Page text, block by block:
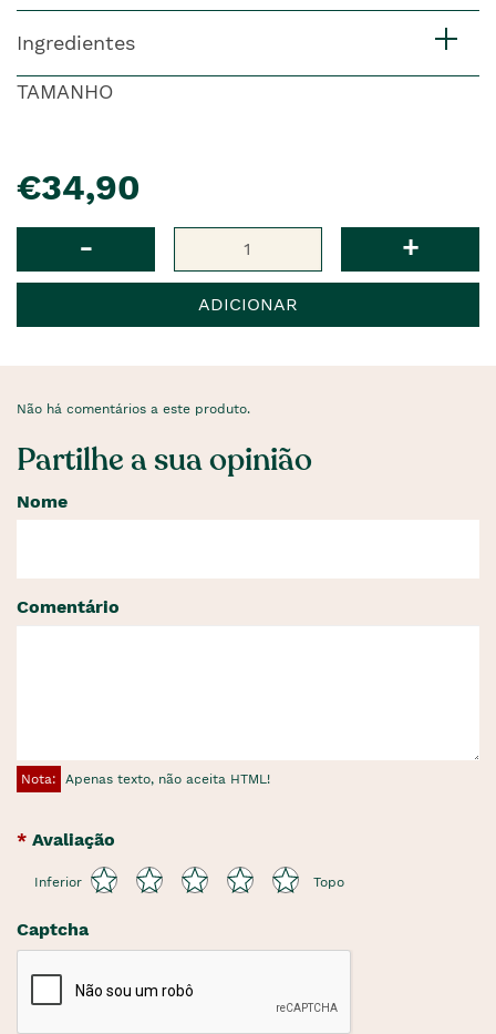
Ingredientes
TAMANHO
€34,90
- +
ADICIONAR
Não há comentários a este produto.
Partilhe a sua opinião
Nome
Comentário
Nota: Apenas texto, não aceita HTML!
Avaliação
Inferior Topo
Captcha